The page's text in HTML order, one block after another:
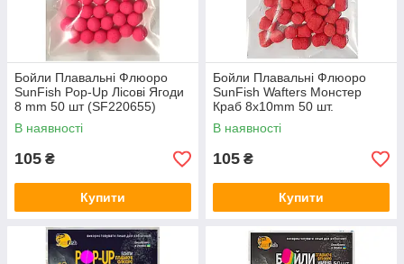
Бойли Плавальні Флюоро
SunFish Pop-Up Лісові Ягоди
8 mm 50 шт (SF220655)
В наявності
105 ₴
Купити
Бойли Плавальні Флюоро
SunFish Wafters Монстер
Краб 8x10mm 50 шт.
В наявності
105 ₴
Купити